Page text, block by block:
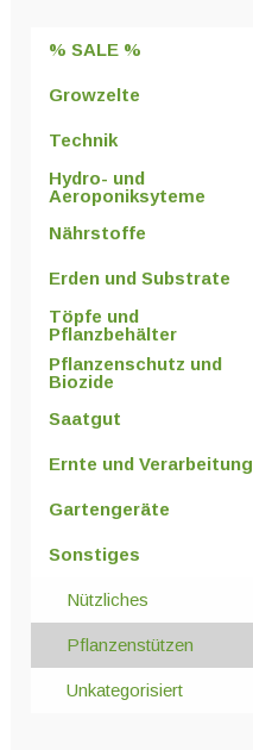
% SALE %
Growzelte
Technik
Hydro- und
Aeroponiksyteme
Nährstoffe
Erden und Substrate
Töpfe und
Pflanzbehälter
Pflanzenschutz und
Biozide
Saatgut
Ernte und Verarbeitung
Gartengeräte
Sonstiges
Nützliches
Pflanzenstützen
Unkategorisiert